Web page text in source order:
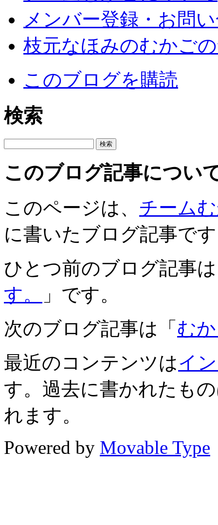
メンバー登録・お問
枝元なほみのむかご
このブログを購読
検索
このブログ記事につい
このページは、 チーム
に書いたブログ記事で
ひとつ前のブログ記事
す。
」です。
次のブログ記事は「 む
最近のコンテンツはイ
す。過去に書かれたも
れます。
Powered by Movable Type